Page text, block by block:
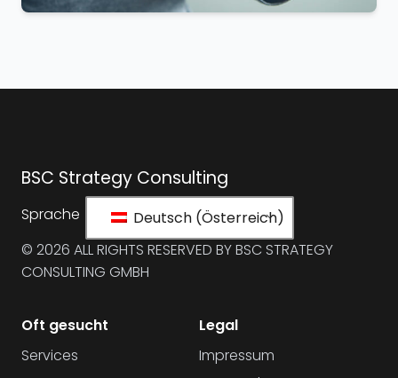
BSC Strategy Consulting
Sprache
Deutsch (Österreich)
© 2026 ALL RIGHTS RESERVED BY BSC STRATEGY
CONSULTING GMBH
Oft gesucht
Services
Legal
Impressum